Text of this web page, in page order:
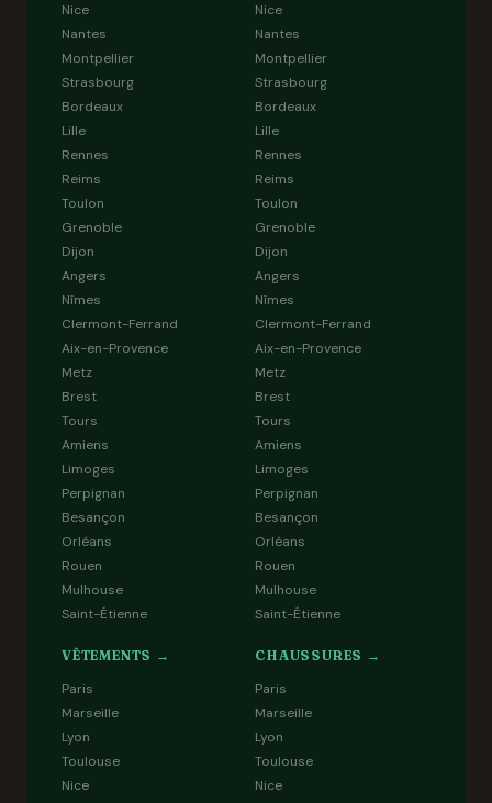
Nice
Nantes
Montpellier
Strasbourg
Bordeaux
Lille
Rennes
Reims
Toulon
Grenoble
Dijon
Angers
Nîmes
Clermont-Ferrand
Aix-en-Provence
Metz
Brest
Tours
Amiens
Limoges
Perpignan
Besançon
Orléans
Rouen
Mulhouse
Saint-Étienne
Nice
Nantes
Montpellier
Strasbourg
Bordeaux
Lille
Rennes
Reims
Toulon
Grenoble
Dijon
Angers
Nîmes
Clermont-Ferrand
Aix-en-Provence
Metz
Brest
Tours
Amiens
Limoges
Perpignan
Besançon
Orléans
Rouen
Mulhouse
Saint-Étienne
VÊTEMENTS →
Paris
Marseille
Lyon
Toulouse
Nice
CHAUSSURES →
Paris
Marseille
Lyon
Toulouse
Nice